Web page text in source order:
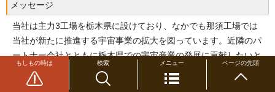
メッセージ
当社は主力3工場を栃木県に設けており、なかでも那須工場では
当社が新たに推進する宇宙事業の拡大を図っています。近隣のパ
ートナー会社とともに栃木県での宇宙産業の発展に貢献したいと
考えています。
検索
もしもの時は メニュー ページの先頭